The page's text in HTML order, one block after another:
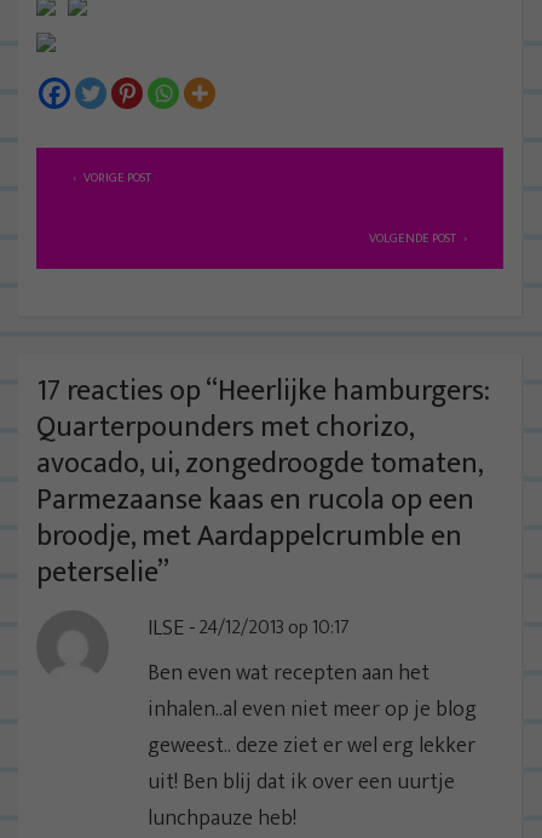
B
i
t
n
a
v
i
g
a
t
i
VORIGE POST
VOLGENDE POST
17 reacties op “Heerlijke hamburgers:
Quarterpounders met chorizo,
avocado, ui, zongedroogde tomaten,
Parmezaanse kaas en rucola op een
broodje, met Aardappelcrumble en
peterselie”
ILSE 24/12/2013 op 10:17
Ben even wat recepten aan het
inhalen..al even niet meer op je blog
geweest.. deze ziet er wel erg lekker
uit! Ben blij dat ik over een uurtje
lunchpauze heb!